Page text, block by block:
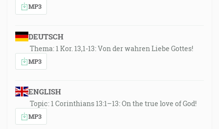
MP3
DEUTSCH
Thema: 1 Kor. 13,1-13: Von der wahren Liebe Gottes!
MP3
ENGLISH
Topic: 1 Corinthians 13:1–13: On the true love of God!
MP3